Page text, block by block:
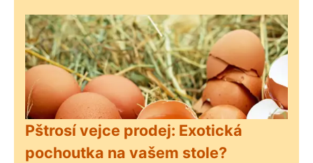
Pštrosí vejce prodej: Exotická
pochoutka na vašem stole?